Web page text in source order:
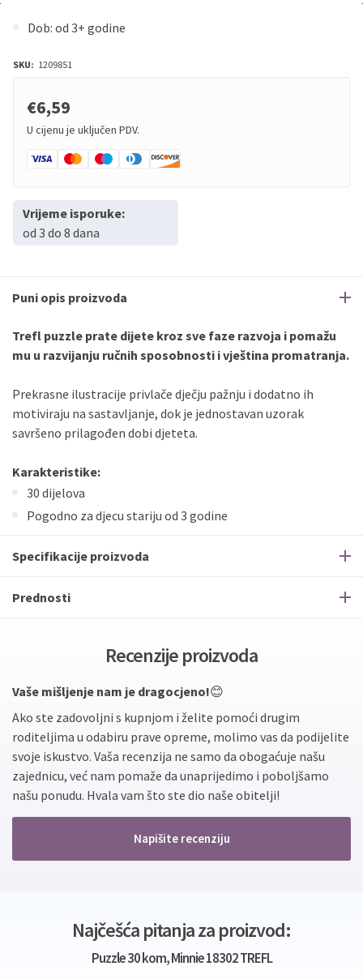
Dob: od 3+ godine
SKU: 1209851
€6,59
U cijenu je uključen PDV.
Vrijeme isporuke:
od 3 do 8 dana
Puni opis proizvoda
Trefl puzzle prate dijete kroz sve faze razvoja i pomažu
mu u razvijanju ručnih sposobnosti i vještina promatranja.
Prekrasne ilustracije privlače dječju pažnju i dodatno ih
motiviraju na sastavljanje, dok je jednostavan uzorak
savršeno prilagođen dobi djeteta.
Karakteristike:
30 dijelova
Pogodno za djecu stariju od 3 godine
Specifikacije proizvoda
Prednosti
Recenzije proizvoda
Vaše mišljenje nam je dragocjeno!😊
Ako ste zadovoljni s kupnjom i želite pomoći drugim
roditeljima u odabiru prave opreme, molimo vas da podijelite
svoje iskustvo. Vaša recenzija ne samo da obogaćuje našu
zajednicu, već nam pomaže da unaprijedimo i poboljšamo
našu ponudu. Hvala vam što ste dio naše obitelji!
Napišite recenziju
Najčešća pitanja za proizvod:
Puzzle 30 kom, Minnie 18302 TREFL